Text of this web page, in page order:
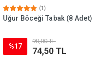
(1)
Uğur Böceği Tabak (8 Adet)
%17
90,00 TL
74,50 TL